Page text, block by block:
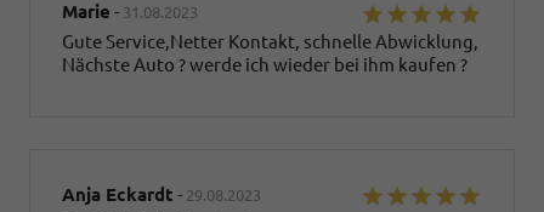
Marie - 31.08.2023
Gute Service,Netter Kontakt, schnelle Abwicklung,
Nächste Auto ? werde ich wieder bei ihm kaufen ?
Anja Eckardt - 29.08.2023